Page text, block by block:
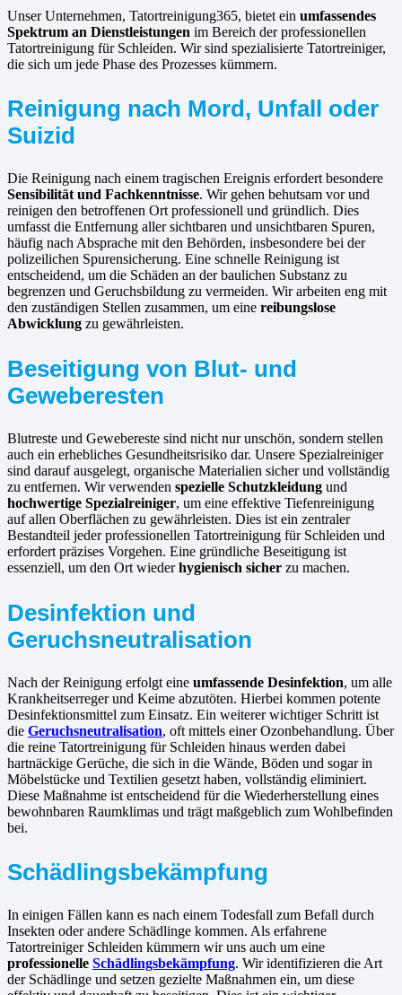
Unser Unternehmen, Tatortreinigung365, bietet ein umfassendes
Spektrum an Dienstleistungen im Bereich der professionellen
Tatortreinigung für Schleiden. Wir sind spezialisierte Tatortreiniger,
die sich um jede Phase des Prozesses kümmern.
Reinigung nach Mord, Unfall oder
Suizid
Die Reinigung nach einem tragischen Ereignis erfordert besondere
Sensibilität und Fachkenntnisse. Wir gehen behutsam vor und
reinigen den betroffenen Ort professionell und gründlich. Dies
umfasst die Entfernung aller sichtbaren und unsichtbaren Spuren,
häufig nach Absprache mit den Behörden, insbesondere bei der
polizeilichen Spurensicherung. Eine schnelle Reinigung ist
entscheidend, um die Schäden an der baulichen Substanz zu
begrenzen und Geruchsbildung zu vermeiden. Wir arbeiten eng mit
den zuständigen Stellen zusammen, um eine reibungslose
Abwicklung zu gewährleisten.
Beseitigung von Blut- und
Geweberesten
Blutreste und Gewebereste sind nicht nur unschön, sondern stellen
auch ein erhebliches Gesundheitsrisiko dar. Unsere Spezialreiniger
sind darauf ausgelegt, organische Materialien sicher und vollständig
zu entfernen. Wir verwenden spezielle Schutzkleidung und
hochwertige Spezialreiniger, um eine effektive Tiefenreinigung
auf allen Oberflächen zu gewährleisten. Dies ist ein zentraler
Bestandteil jeder professionellen Tatortreinigung für Schleiden und
erfordert präzises Vorgehen. Eine gründliche Beseitigung ist
essenziell, um den Ort wiederhygienisch sicher zu machen.
Desinfektion und
Geruchsneutralisation
Nach der Reinigung erfolgt eine umfassende Desinfektion, um alle
Krankheitserreger und Keime abzutöten. Hierbei kommen potente
Desinfektionsmittel zum Einsatz. Ein weiterer wichtiger Schritt ist
die Geruchsneutralisation, oft mittels einer Ozonbehandlung. Über
die reine Tatortreinigung für Schleiden hinaus werden dabei
hartnäckige Gerüche, die sich in die Wände, Böden und sogar in
Möbelstücke und Textilien gesetzt haben, vollständig eliminiert.
Diese Maßnahme ist entscheidend für die Wiederherstellung eines
bewohnbaren Raumklimas und trägt maßgeblich zum Wohlbefinden
bei.
Schädlingsbekämpfung
In einigen Fällen kann es nach einem Todesfall zum Befall durch
Insekten oder andere Schädlinge kommen. Als erfahrene
Tatortreiniger Schleiden kümmern wir uns auch um eine
professionelle Schädlingsbekämpfung. Wir identifizieren die Art
der Schädlinge und setzen gezielte Maßnahmen ein, um diese